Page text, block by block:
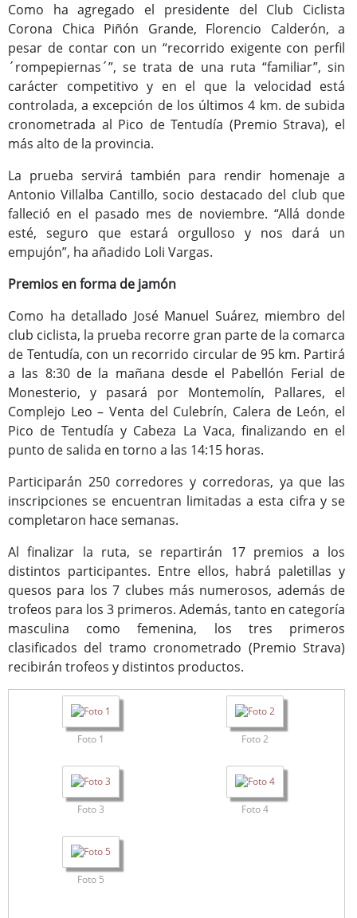
Como ha agregado el presidente del Club Ciclista
Corona Chica Piñón Grande, Florencio Calderón, a
pesar de contar con un “recorrido exigente con perfil
´rompepiernas´”, se trata de una ruta “familiar”, sin
carácter competitivo y en el que la velocidad está
controlada, a excepción de los últimos 4 km. de subida
cronometrada al Pico de Tentudía (Premio Strava), el
más alto de la provincia.
La prueba servirá también para rendir homenaje a
Antonio Villalba Cantillo, socio destacado del club que
falleció en el pasado mes de noviembre. “Allá donde
esté, seguro que estará orgulloso y nos dará un
empujón”, ha añadido Loli Vargas.
Premios en forma de jamón
Como ha detallado José Manuel Suárez, miembro del
club ciclista, la prueba recorre gran parte de la comarca
de Tentudía, con un recorrido circular de 95 km. Partirá
a las 8:30 de la mañana desde el Pabellón Ferial de
Monesterio, y pasará por Montemolín, Pallares, el
Complejo Leo – Venta del Culebrín, Calera de León, el
Pico de Tentudía y Cabeza La Vaca, finalizando en el
punto de salida en torno a las 14:15 horas.
Participarán 250 corredores y corredoras, ya que las
inscripciones se encuentran limitadas a esta cifra y se
completaron hace semanas.
Al finalizar la ruta, se repartirán 17 premios a los
distintos participantes. Entre ellos, habrá paletillas y
quesos para los 7 clubes más numerosos, además de
trofeos para los 3 primeros. Además, tanto en categoría
masculina como femenina, los tres primeros
clasificados del tramo cronometrado (Premio Strava)
recibirán trofeos y distintos productos.
Foto 1 Foto 2
Foto 3 Foto 4
Foto 5